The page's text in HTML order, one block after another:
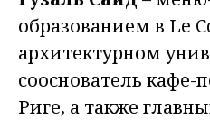
образованием в Le
архитектурном
сооснователь кафе-
Риге, а также